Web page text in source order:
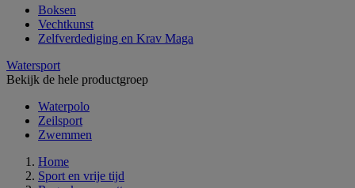
Boksen
Vechtkunst
Zelfverdediging en Krav Maga
Watersport
Bekijk de hele productgroep
Waterpolo
Zeilsport
Zwemmen
Home
Sport en vrije tijd